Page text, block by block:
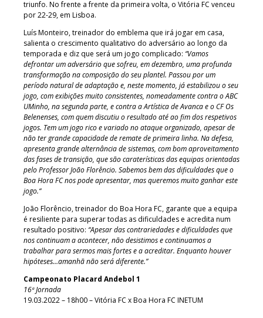
triunfo. No frente a frente da primeira volta, o Vitória FC venceu
por 22-29, em Lisboa.
Luís Monteiro, treinador do emblema que irá jogar em casa,
salienta o crescimento qualitativo do adversário ao longo da
temporada e diz que será um jogo complicado: “Vamos
defrontar um adversário que sofreu, em dezembro, uma profunda
transformação na composição do seu plantel. Passou por um
período natural de adaptação e, neste momento, já estabilizou o seu
jogo, com exibições muito consistentes, nomeadamente contra o ABC
UMinho, na segunda parte, e contra a Artística de Avanca e o CF Os
Belenenses, com quem discutiu o resultado até ao fim dos respetivos
jogos. Tem um jogo rico e variado no ataque organizado, apesar de
não ter grande capacidade de remate de primeira linha. Na defesa,
apresenta grande alternância de sistemas, com bom aproveitamento
das fases de transição, que são caraterísticas das equipas orientadas
pelo Professor João Florêncio. Sabemos bem das dificuldades que o
Boa Hora FC nos pode apresentar, mas queremos muito ganhar este
jogo.“
João Florêncio, treinador do Boa Hora FC, garante que a equipa
é resiliente para superar todas as dificuldades e acredita num
resultado positivo: “Apesar das contrariedades e dificuldades que
nos continuam a acontecer, não desistimos e continuamos a
trabalhar para sermos mais fortes e a acreditar. Enquanto houver
hipóteses…amanhã não será diferente.”
Campeonato Placard Andebol 1
16ª Jornada
19.03.2022 – 18h00 – Vitória FC x Boa Hora FC INETUM